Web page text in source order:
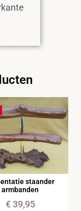
staander
armbanden
€39,95